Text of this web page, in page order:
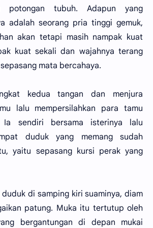
potongan tubuh. Adapun yang
adalah seorang pria tinggi gemuk,
akan tetapi masih nampak kuat
kuat sekali dan wajahnya terang
mata bercahaya.
kedua tangan dan menjura
lalu mempersilahkan para tamu
Ia sendiri bersama isterinya lalu
duduk yang memang sudah
yaitu sepasang kursi perak yang
di samping kiri suaminya, diam
patung. Muka itu tertutup oleh
bergantungan di depan mukai